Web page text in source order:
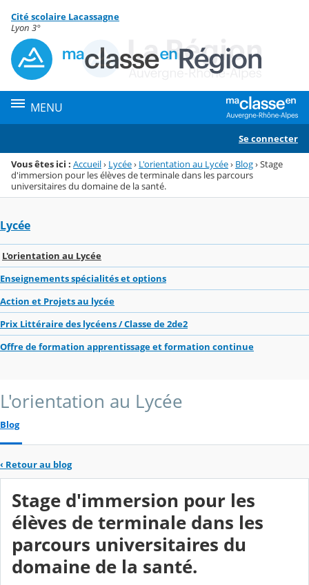
Menu de la rubrique
Contenu
Cité scolaire Lacassagne
Lyon 3°
MENU
Se connecter
Vous êtes ici : Accueil› Lycée› L'orientation au Lycée› Blog›Stage
d'immersion pour les élèves de terminale dans les parcours
universitaires du domaine de la santé.
Lycée
L'orientation au Lycée
Enseignements spécialités et options
Action et Projets au lycée
Prix Littéraire des lycéens / Classe de 2de2
Offre de formation apprentissage et formation continue
L'orientation au Lycée
Blog
‹ Retour au blog
Stage d'immersion pour les
élèves de terminale dans les
parcours universitaires du
domaine de la santé.